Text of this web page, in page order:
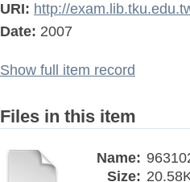
URI: http://
Date: 2007
Show full item record
Files in this item
Name:
Size: